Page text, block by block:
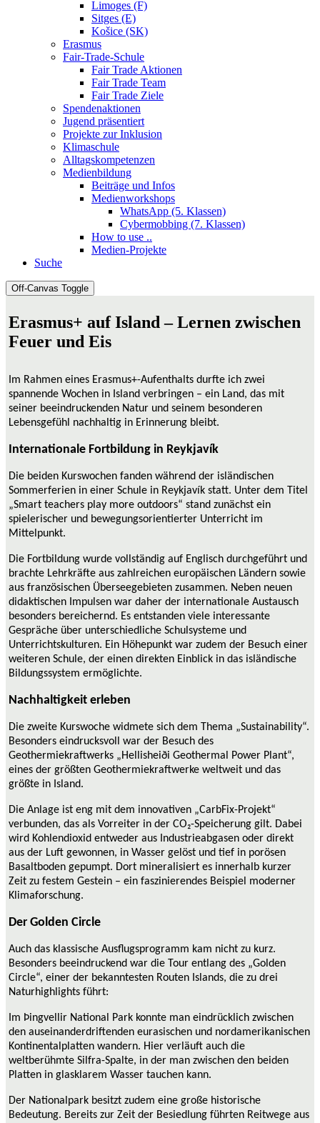
Limoges (F)
Sitges (E)
Košice (SK)
Erasmus
Fair-Trade-Schule
Fair Trade Aktionen
Fair Trade Team
Fair Trade Ziele
Spendenaktionen
Jugend präsentiert
Projekte zur Inklusion
Klimaschule
Alltagskompetenzen
Medienbildung
Beiträge und Infos
Medienworkshops
WhatsApp (5. Klassen)
Cybermobbing (7. Klassen)
How to use ..
Medien-Projekte
Suche
Off-Canvas Toggle
Erasmus+ auf Island – Lernen zwischen
Feuer und Eis
Im Rahmen eines Erasmus+-Aufenthalts durfte ich zwei
spannende Wochen in Island verbringen – ein Land, das mit
seiner beeindruckenden Natur und seinem besonderen
Lebensgefühl nachhaltig in Erinnerung bleibt.
Internationale Fortbildung in Reykjavík
Die beiden Kurswochen fanden während der isländischen
Sommerferien in einer Schule in Reykjavík statt. Unter dem Titel
„Smart teachers play more outdoors“ stand zunächst ein
spielerischer und bewegungsorientierter Unterricht im
Mittelpunkt.
Die Fortbildung wurde vollständig auf Englisch durchgeführt und
brachte Lehrkräfte aus zahlreichen europäischen Ländern sowie
aus französischen Überseegebieten zusammen. Neben neuen
didaktischen Impulsen war daher der internationale Austausch
besonders bereichernd. Es entstanden viele interessante
Gespräche über unterschiedliche Schulsysteme und
Unterrichtskulturen. Ein Höhepunkt war zudem der Besuch einer
weiteren Schule, der einen direkten Einblick in das isländische
Bildungssystem ermöglichte.
Nachhaltigkeit erleben
Die zweite Kurswoche widmete sich dem Thema „Sustainability“.
Besonders eindrucksvoll war der Besuch des
Geothermiekraftwerks „Hellisheiði Geothermal Power Plant“,
eines der größten Geothermiekraftwerke weltweit und das
größte in Island.
Die Anlage ist eng mit dem innovativen „CarbFix-Projekt“
verbunden, das als Vorreiter in der CO₂-Speicherung gilt. Dabei
wird Kohlendioxid entweder aus Industrieabgasen oder direkt
aus der Luft gewonnen, in Wasser gelöst und tief in porösen
Basaltboden gepumpt. Dort mineralisiert es innerhalb kurzer
Zeit zu festem Gestein – ein faszinierendes Beispiel moderner
Klimaforschung.
Der Golden Circle
Auch das klassische Ausflugsprogramm kam nicht zu kurz.
Besonders beeindruckend war die Tour entlang des „Golden
Circle“, einer der bekanntesten Routen Islands, die zu drei
Naturhighlights führt:
Im Þingvellir National Park konnte man eindrücklich zwischen
den auseinanderdriftenden eurasischen und nordamerikanischen
Kontinentalplatten wandern. Hier verläuft auch die
weltberühmte Silfra-Spalte, in der man zwischen den beiden
Platten in glasklarem Wasser tauchen kann.
Der Nationalpark besitzt zudem eine große historische
Bedeutung. Bereits zur Zeit der Besiedlung führten Reitwege aus